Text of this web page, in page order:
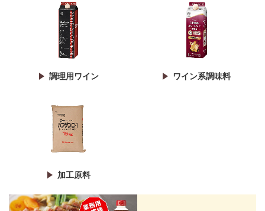
調理用ワイン ワイン系調味料
加工原料